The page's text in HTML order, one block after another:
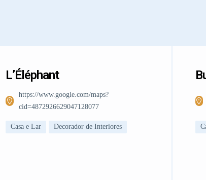
L’Éléphant
https://www.google.com/maps?
cid=4872926629047128077
Casa e Lar Decorador de Interiores